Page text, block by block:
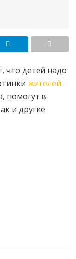
что детей надо
жителей
помогут в
и другие